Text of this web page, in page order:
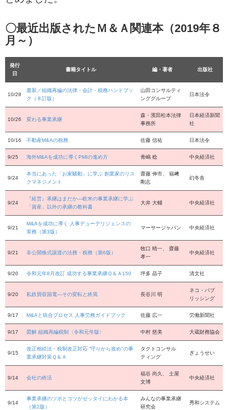
〇最近出版されたＭ＆Ａ関連本（2019年８
月～）
発行
日
書籍タイトル 編・著者 出版社
10/28
最新／組織再編の法律・会計・税務ハンドブッ
ク（８訂版）
山田コンサルティ
ンググループ
日本法令
10/26 変わる事業承継
森・濱田松本法律
事務所
日本経済新聞
社
10/16 不動産M&Aの税務 佐藤 信祐 日本法令
9/25 海外M&Aを成功に導くPMIの進め方 青嶋 稔 中央経済社
9/24
本当にあった「お家騒動」に学ぶ 創業家のリス
クマネジメント
齋藤 伸市、 福﨑
剛志
幻冬舎
9/24
『経営』承継はまだか―欧米の事業承継に学ぶ
「資産」以外の承継の教科書
大井 大輔 中央経済社
9/21
M&Aを成功に導く 人事デューデリジェンスの
実務（第3版）
マーサージャパン 中央経済社
9/21 非公開株式譲渡の法務・税務（第6版）
牧口 晴一、 齋藤
孝一
中央経済社
9/20 令和元年8月改訂 成功する事業承継Ｑ＆Ａ150 坪多 晶子 清文社
9/20 私鉄買収国電―その変転と終焉 長谷川 明
ネコ・パブ
リッシング
9/17 M&Aと統合プロセス 人事労務ガイドブック 佐藤 広一 労働新聞社
9/17 図解 組織再編税制〈令和元年版〉 中村 慈美 大蔵財務協会
9/15
改正相続法・税制改正対応 “守りから攻め"の事
業承継対策Ｑ＆Ａ
タクトコンサル
ティング
ぎょうせい
9/14 会社の終活
福谷 尚久、 土屋
文博
中央経済社
9/14
事業承継のツボとコツがゼッタイにわかる本
（第2版）
みんなの事業承継
研究会
秀和システム